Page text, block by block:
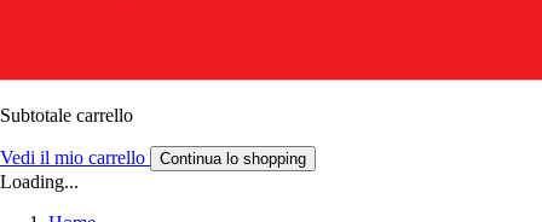
Subtotale carrello
Vedi il mio carrello Continua lo shopping
Loading...